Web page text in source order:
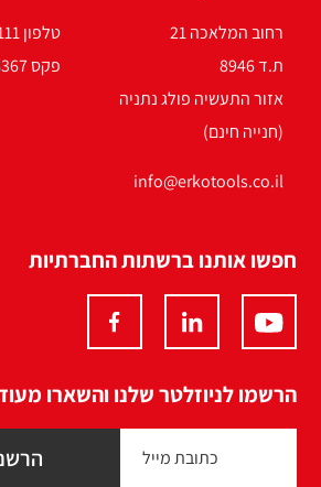
רחוב המלאכה 21
ת.ד 8946
אזור התעשיה פולג נתניה
(חנייה חינם)
טלפון 09-3740111
פקס 09-8328367
info@erkotools.co.il
חפשו אותנו ברשתות החברתיות
הרשמו לניוזלטר שלנו והשארו